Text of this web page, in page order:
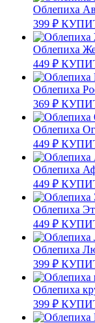
Облепиха
399 ₽
Облепиха
449 ₽
Облепиха
369 ₽
Облепиха
449 ₽
Облепиха
449 ₽
Облепиха
449 ₽
Облепиха
399 ₽
Облепиха
399 ₽